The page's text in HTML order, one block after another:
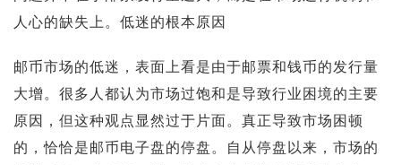
投资论坛
人心的缺失上。低迷的根本原因
邮币市场的低迷，表面上看是由于邮票和钱币的发行量
大增。很多人都认为市场过饱和是导致行业困境的主要
原因，但这种观点显然过于片面。真正导致市场困顿
的，恰恰是邮币电子盘的停盘。自从停盘以来，市场的